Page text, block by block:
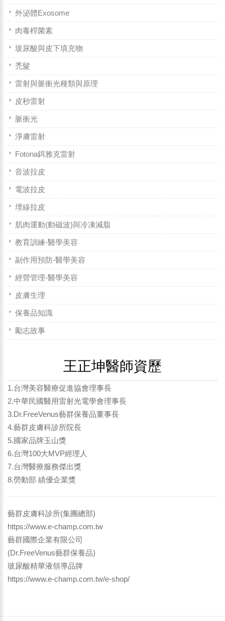
外泌體Exosome
肉毒桿菌素
玻尿酸與皮下填充物
禿髮
雷射與脈衝光種類與原理
皮秒雷射
脈衝光
淨膚雷射
Fotona鉺雅克雷射
音波拉皮
電波拉皮
埋線拉皮
肌肉運動(動磁波)與冷凍減脂
教育訓練-醫學美容
副作用預防-醫學美容
經營管理-醫學美容
皮膚生理
保養品知識
勵志故事
王正坤醫師資歷
1.台灣美容醫療促進協會理事長
2.中華民國醫用雷射光電學會理事長
3.Dr.FreeVenus藝群保養品董事長
4.藝群皮膚科診所院長
5.國家品牌玉山獎
6.台灣100大MVP經理人
7.台灣醫療服務傑出獎
8.勞動部 績優企業獎
藝群皮膚科診所(集團總部)
https://www.e-champ.com.tw
藝群國際企業有限公司
(Dr.FreeVenus藝群保養品)
玻尿酸精華液領導品牌
https://www.e-champ.com.tw/e-shop/